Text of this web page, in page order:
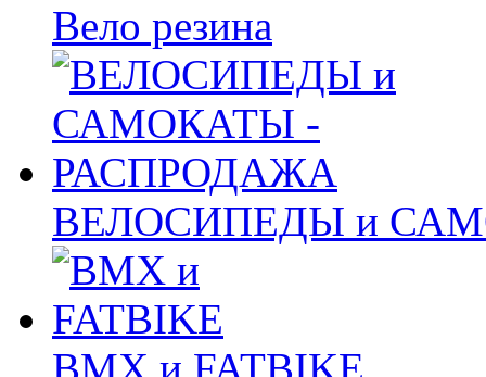
Вело резина
ВЕЛОСИПЕДЫ и
BMX и FATBIKE